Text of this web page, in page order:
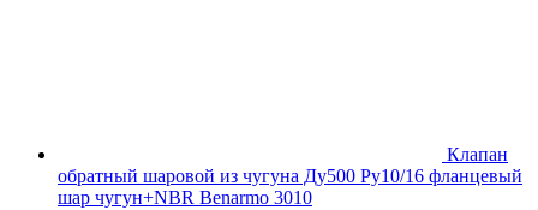
Клапан
обратный шаровой из чугуна Ду500 Ру10/16 фланцевый
шар чугун+NBR Benarmo 3010